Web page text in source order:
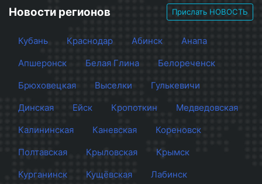
Новости регионов Прислать НОВОСТЬ
Кубань Краснодар Абинск
Анапа
Апшеронск
Белая Глина
Белореченск
Брюховецкая
Выселки
Гулькевичи
Динская
Ейск Кропоткин
Медведовская
Калининская
Каневская
Кореновск
Полтавская
Крыловская
Крымск
Курганинск
Кущёвская
Лабинск